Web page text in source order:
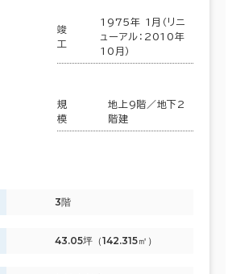
竣
工
1975年 1月（リニ
ューアル：2010年
10月）
規
模
地上9階／地下2
階建
3階
43.05坪（142.315㎡）